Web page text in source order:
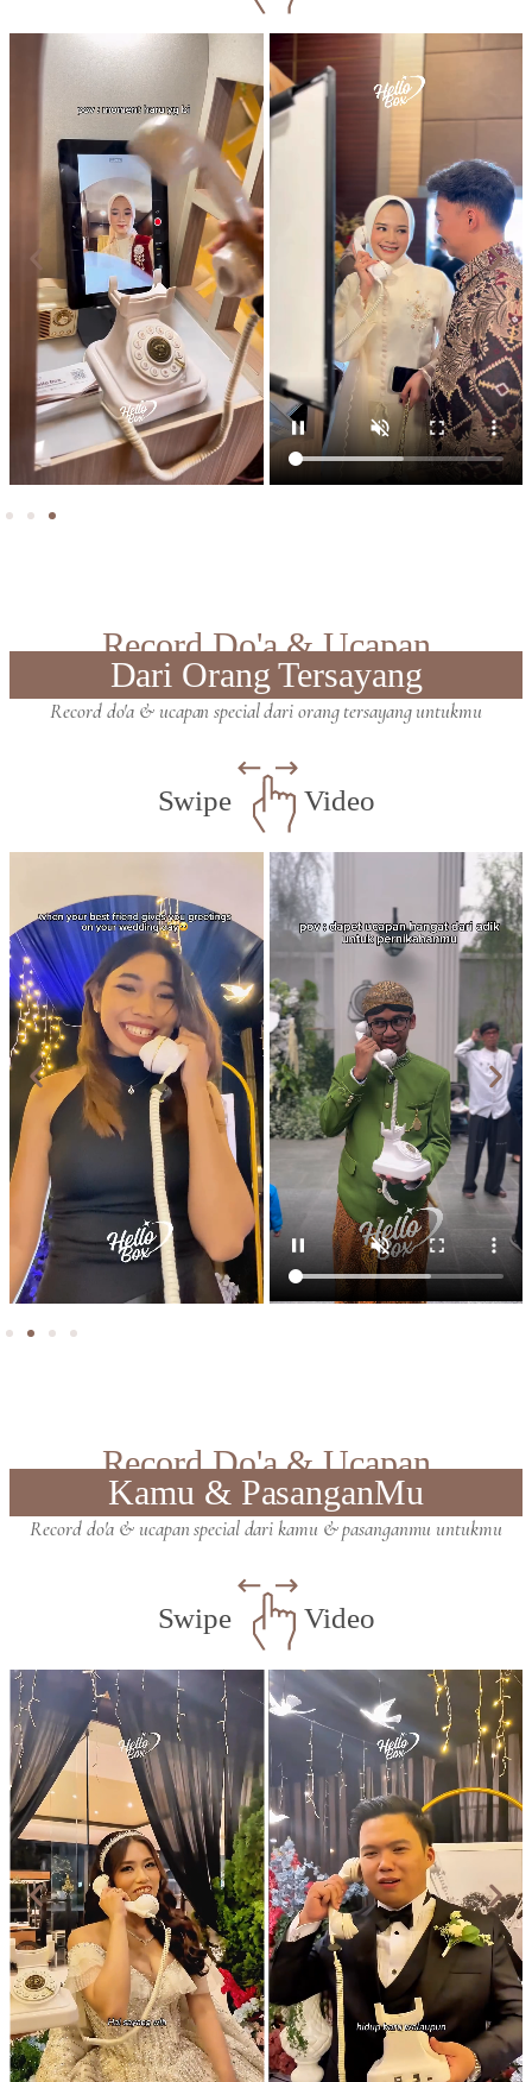
Record Do'a & Ucapan
Dari Orang Tersayang
Record do'a & ucapan special dari orang tersayang untukmu
Swipe Video
Record Do'a & Ucapan
Kamu & PasanganMu
Record do'a & ucapan special dari kamu & pasanganmu untukmu
Swipe Video